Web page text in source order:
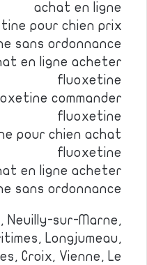
achat en ligne
pour chien prix
sans ordonnance
en ligne acheter
fluoxetine
commander
fluoxetine
pour chien achat
fluoxetine
en ligne acheter
sans ordonnance
Neuilly-sur-Marne,
Longjumeau,
Croix, Vienne, Le